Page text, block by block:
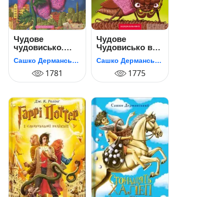
Чудове
чудовисько.
Книга 1
Сашко Дерманський
1781
Чудове
Чудовисько в
Країні
Жаховиськ.
Книга 2
Сашко Дерманський
1775